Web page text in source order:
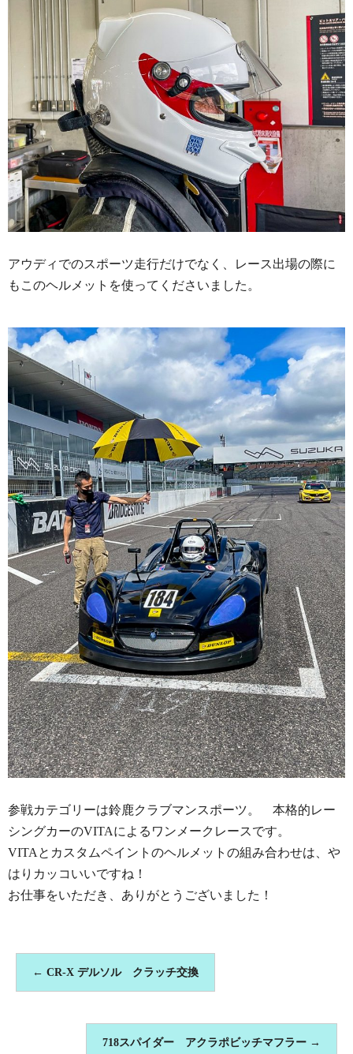
アウディでのスポーツ走行だけでなく、レース出場の際に
もこのヘルメットを使ってくださいました。
参戦カテゴリーは鈴鹿クラブマンスポーツ。 本格的レー
シングカーのVITAによるワンメークレースです。
VITAとカスタムペイントのヘルメットの組み合わせは、や
はりカッコいいですね！
お仕事をいただき、ありがとうございました！
← CR-X デルソル クラッチ交換
718スパイダー アクラポビッチマフラー →